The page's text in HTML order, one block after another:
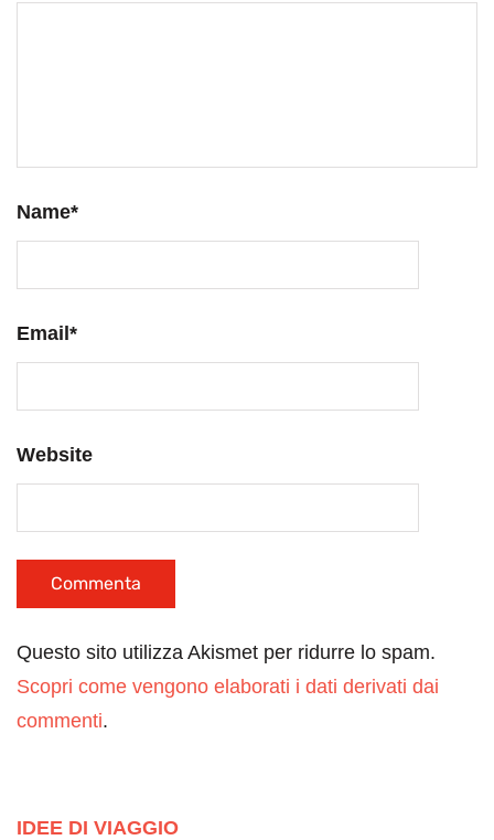
Name*
Email*
Website
Questo sito utilizza Akismet per ridurre lo spam.
Scopri come vengono elaborati i dati derivati dai
commenti.
IDEE DI VIAGGIO